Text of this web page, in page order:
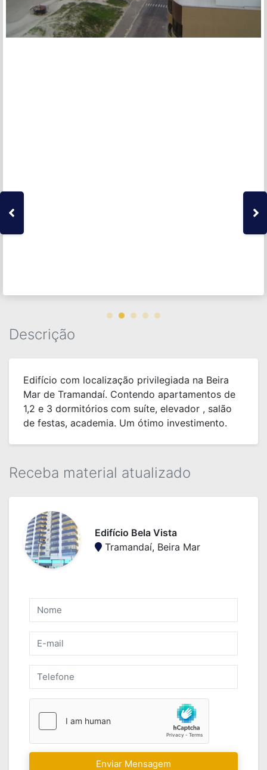
Receba material atualizado
Edifício Bela Vista
Tramandaí, Beira Mar
Enviar Mensagem
Descrição
Edifício com localização privilegiada na Beira
Mar de Tramandaí. Contendo apartamentos de
1,2 e 3 dormitórios com suíte, elevador , salão
de festas, academia. Um ótimo investimento.